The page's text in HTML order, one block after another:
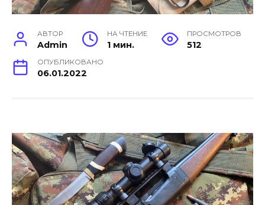
АВТОР
Admin
НА ЧТЕНИЕ
1 мин.
ПРОСМОТРОВ
512
ОПУБЛИКОВАНО
06.01.2022